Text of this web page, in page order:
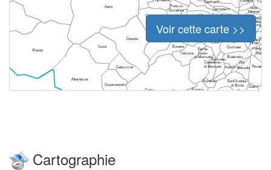
Voir cette carte >>
Cartographie